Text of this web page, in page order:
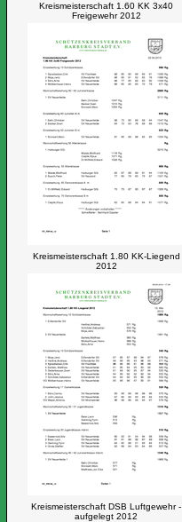
Kreismeisterschaft 1.60 KK 3x40
Freigewehr 2012
Kreismeisterschaft 1.80 KK-Liegend
2012
Kreismeisterschaft DSB Luftgewehr -
aufgelegt 2012